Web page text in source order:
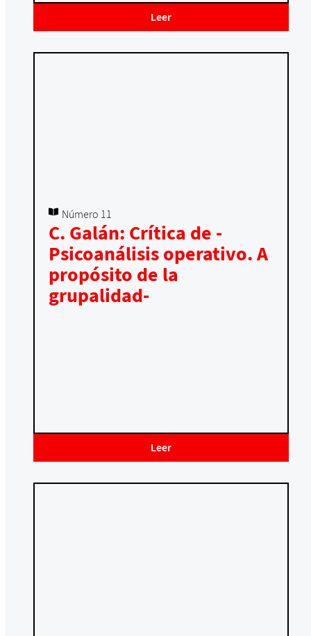
Leer
Número 11
C. Galán: Crítica de -
Psicoanálisis operativo. A
propósito de la
grupalidad-
Leer